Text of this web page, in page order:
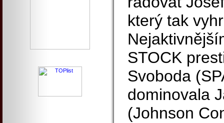
který tak
STOCK
Svoboda
dominovala
(Johnson